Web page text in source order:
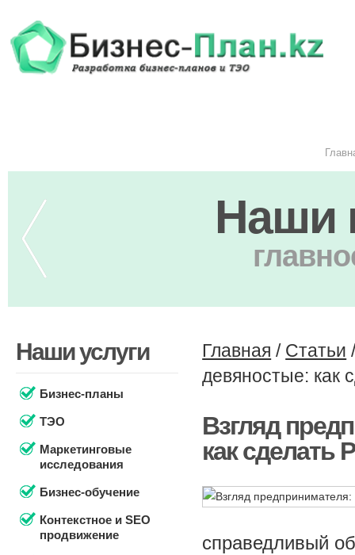
Наши
Наши услуги
Бизнес-планы
ТЭО
Маркетинговые
исследования
Бизнес-обучение
Контекстное и SEO
продвижение
Главная / Статьи
девяностые: как
Взгляд
как сделать
справедливый